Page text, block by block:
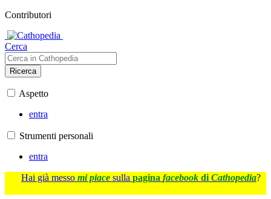
Contributori
Cerca
Ricerca
Aspetto
entra
Strumenti personali
entra
Hai già messo mi piace sulla pagina facebook di Cathopedia?